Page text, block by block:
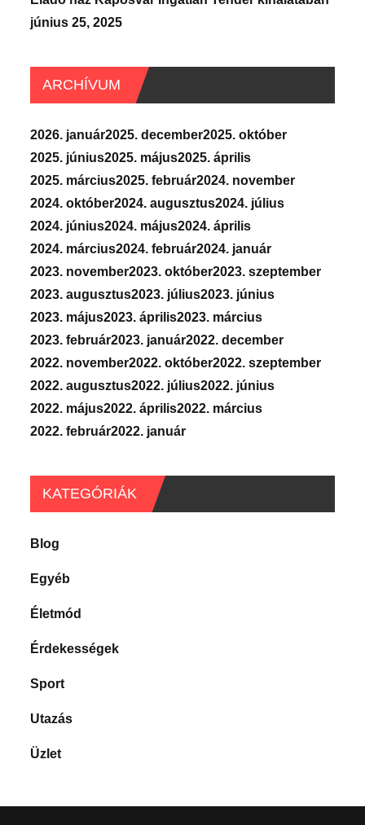
június 25, 2025
ARCHÍVUM
2026. január2025. december2025. október
2025. június2025. május2025. április
2025. március2025. február2024. november
2024. október2024. augusztus2024. július
2024. június2024. május2024. április
2024. március2024. február2024. január
2023. november2023. október2023. szeptember
2023. augusztus2023. július2023. június
2023. május2023. április2023. március
2023. február2023. január2022. december
2022. november2022. október2022. szeptember
2022. augusztus2022. július2022. június
2022. május2022. április2022. március
2022. február2022. január
KATEGÓRIÁK
Blog
Egyéb
Életmód
Érdekességek
Sport
Utazás
Üzlet